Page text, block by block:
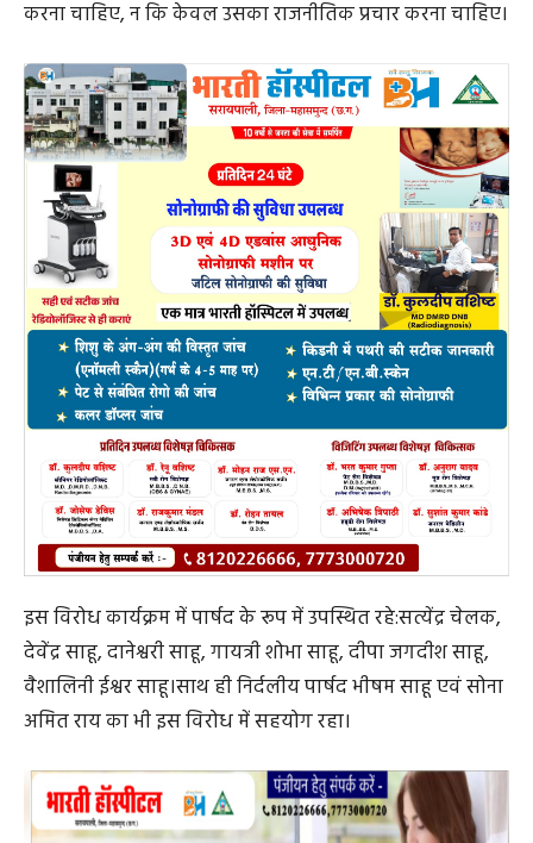
कांग्रेस पार्टी स्पष्ट रूप से मानती है कि भाजपा का यह कदम महिला
विरोधी है और समाज में भ्रम फैलाने वाला है। नगर पंचायत के
भीतर इस प्रकार की भ्रामक राजनीति का कोई स्थान नहीं होना
चाहिए।
अतः कांग्रेस पार्टी एवं विपक्ष के सभी पार्षद इस प्रस्ताव की कड़ी
निंदा करते हैं और भविष्य में इस प्रकार के किसी भी भ्रामक प्रस्ताव
का विरोध जारी रखने का संकल्प लेते हैं।